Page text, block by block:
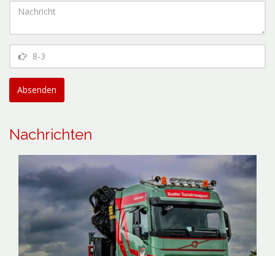
Absenden
Nachrichten